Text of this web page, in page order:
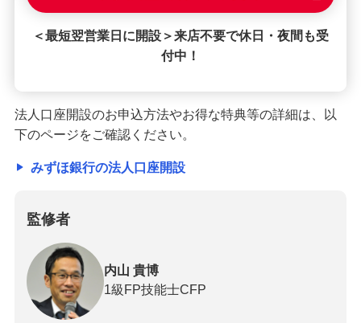
＜最短翌営業日に開設＞来店不要で休日・夜間も受
付中！
法人口座開設のお申込方法やお得な特典等の詳細は、以
下のページをご確認ください。
みずほ銀行の法人口座開設
監修者
内山 貴博
1級FP技能士CFP